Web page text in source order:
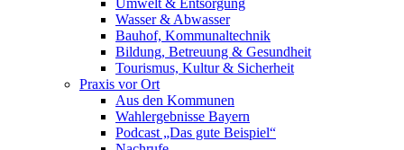
Wasser & Abwasser
Bauhof, Kommunaltechnik
Bildung, Betreuung & Gesundheit
Tourismus, Kultur & Sicherheit
Praxis vor Ort
Aus den Kommunen
Wahlergebnisse Bayern
Podcast „Das gute Beispiel“